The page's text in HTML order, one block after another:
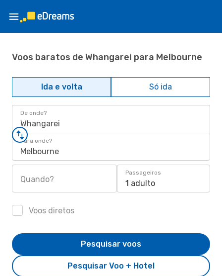
Voos baratos de Whangarei para Melbourne
Ida e volta Só ida
De onde?
Whangarei
Para onde?
Melbourne
Quando?
Passageiros
1 adulto
Voos diretos
Pesquisar Voo + Hotel
Pesquisar voos